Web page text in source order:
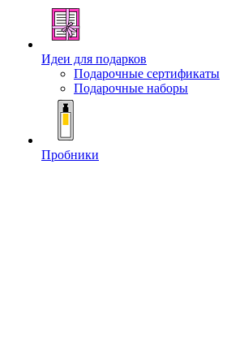
Идеи для подарков
Подарочные сертификаты
Подарочные наборы
Пробники